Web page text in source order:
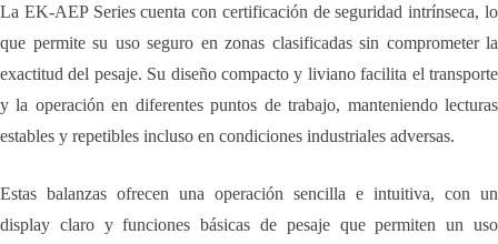
La EK-AEP Series cuenta con certificación de seguridad intrínseca, lo
que permite su uso seguro en zonas clasificadas sin comprometer la
exactitud del pesaje. Su diseño compacto y liviano facilita el transporte
y la operación en diferentes puntos de trabajo, manteniendo lecturas
estables y repetibles incluso en condiciones industriales adversas.
Estas balanzas ofrecen una operación sencilla e intuitiva, con un
display claro y funciones básicas de pesaje que permiten un uso